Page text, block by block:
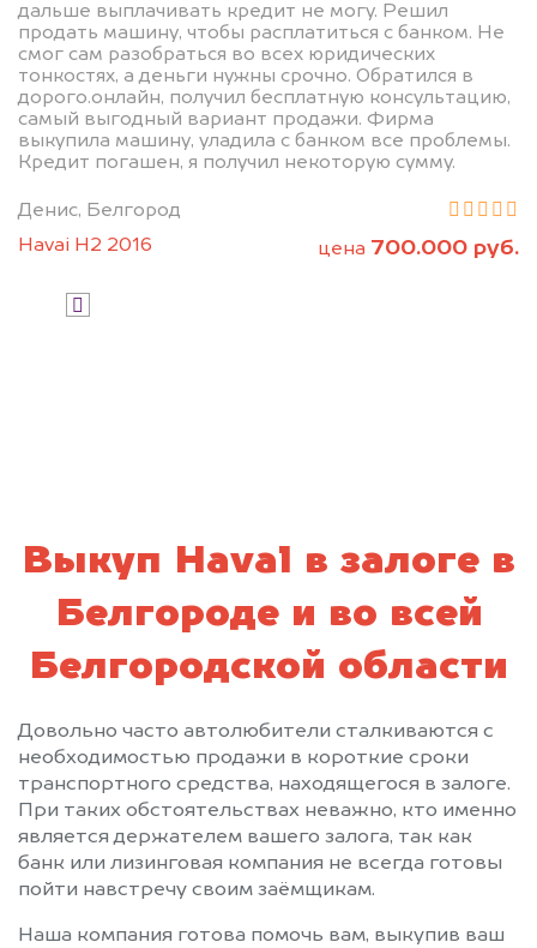
дальше выплачивать кредит не могу. Решил
продать машину, чтобы расплатиться с банком. Не
смог сам разобраться во всех юридических
тонкостях, а деньги нужны срочно. Обратился в
дорого.онлайн, получил бесплатную консультацию,
самый выгодный вариант продажи. Фирма
выкупила машину, уладила с банком все проблемы.
Кредит погашен, я получил некоторую сумму.
Денис, Белгород
Havai H2 2016
цена 700.000 руб.
автомобиля.
Выкуп Haval в залоге в
Белгороде и во всей
Белгородской области
Довольно часто автолюбители сталкиваются с
необходимостью продажи в короткие сроки
транспортного средства, находящегося в залоге.
При таких обстоятельствах неважно, кто именно
является держателем вашего залога, так как
банк или лизинговая компания не всегда готовы
пойти навстречу своим заёмщикам.
Наша компания готова помочь вам, выкупив ваш